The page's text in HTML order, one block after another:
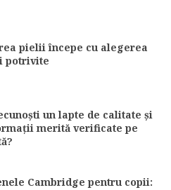
pielii începe cu alegerea
potrivite
un lapte de calitate și
merită verificate pe
Cambridge pentru copii: